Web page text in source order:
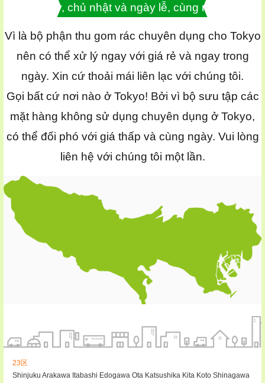
Thứ bảy, chủ nhật và ngày lễ, cùng ngày OK
Vì là bộ phận thu gom rác chuyên dụng cho Tokyo
nên có thể xử lý ngay với giá rẻ và ngay trong
ngày. Xin cứ thoải mái liên lạc với chúng tôi.
Gọi bất cứ nơi nào ở Tokyo! Bởi vì bộ sưu tập các
mặt hàng không sử dụng chuyên dụng ở Tokyo,
có thể đối phó với giá thấp và cùng ngày. Vui lòng
liên hệ với chúng tôi một lần.
23区
Shinjuku Arakawa Itabashi Edogawa Ota Katsushika Kita Koto Shinagawa